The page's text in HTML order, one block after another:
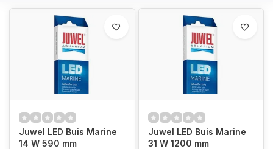
Juwel LED Buis Marine
14 W 590 mm
Juwel LED Buis Marine
31 W 1200 mm